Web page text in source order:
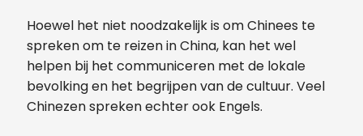
Hoewel het niet noodzakelijk is om Chinees te
spreken om te reizen in China, kan het wel
helpen bij het communiceren met de lokale
bevolking en het begrijpen van de cultuur. Veel
Chinezen spreken echter ook Engels.